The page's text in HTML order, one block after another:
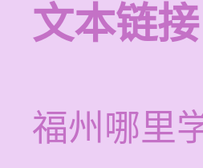
文本链接
福州哪里